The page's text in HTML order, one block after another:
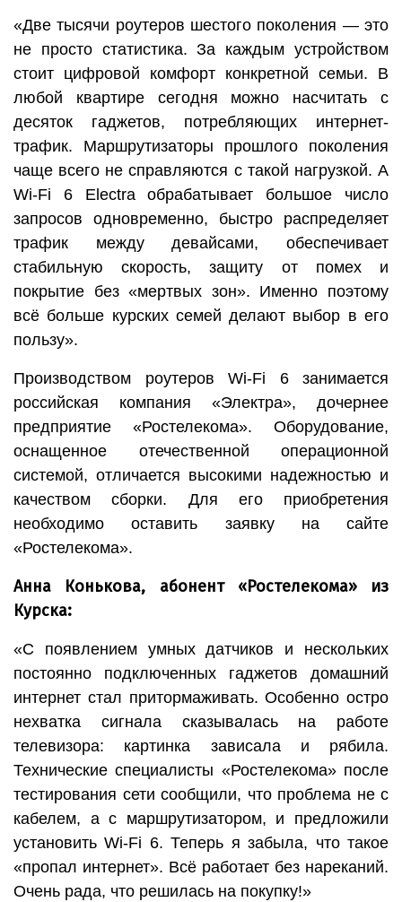
«Две тысячи роутеров шестого поколения — это
не просто статистика. За каждым устройством
стоит цифровой комфорт конкретной семьи. В
любой квартире сегодня можно насчитать с
десяток гаджетов, потребляющих интернет-
трафик. Маршрутизаторы прошлого поколения
чаще всего не справляются с такой нагрузкой. А
Wi-Fi 6 Electra обрабатывает большое число
запросов одновременно, быстро распределяет
трафик между девайсами, обеспечивает
стабильную скорость, защиту от помех и
покрытие без «мертвых зон». Именно поэтому
всё больше курских семей делают выбор в его
пользу».
Производством роутеров Wi-Fi 6 занимается
российская компания «Электра», дочернее
предприятие «Ростелекома». Оборудование,
оснащенное отечественной операционной
системой, отличается высокими надежностью и
качеством сборки. Для его приобретения
необходимо оставить заявку на сайте
«Ростелекома».
Анна Конькова, абонент «Ростелекома» из
Курска:
«С появлением умных датчиков и нескольких
постоянно подключенных гаджетов домашний
интернет стал притормаживать. Особенно остро
нехватка сигнала сказывалась на работе
телевизора: картинка зависала и рябила.
Технические специалисты «Ростелекома» после
тестирования сети сообщили, что проблема не с
кабелем, а с маршрутизатором, и предложили
установить Wi-Fi 6. Теперь я забыла, что такое
«пропал интернет». Всё работает без нареканий.
Очень рада, что решилась на покупку!»